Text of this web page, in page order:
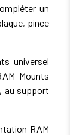
un
pince
universel
Mounts
au support
RAM